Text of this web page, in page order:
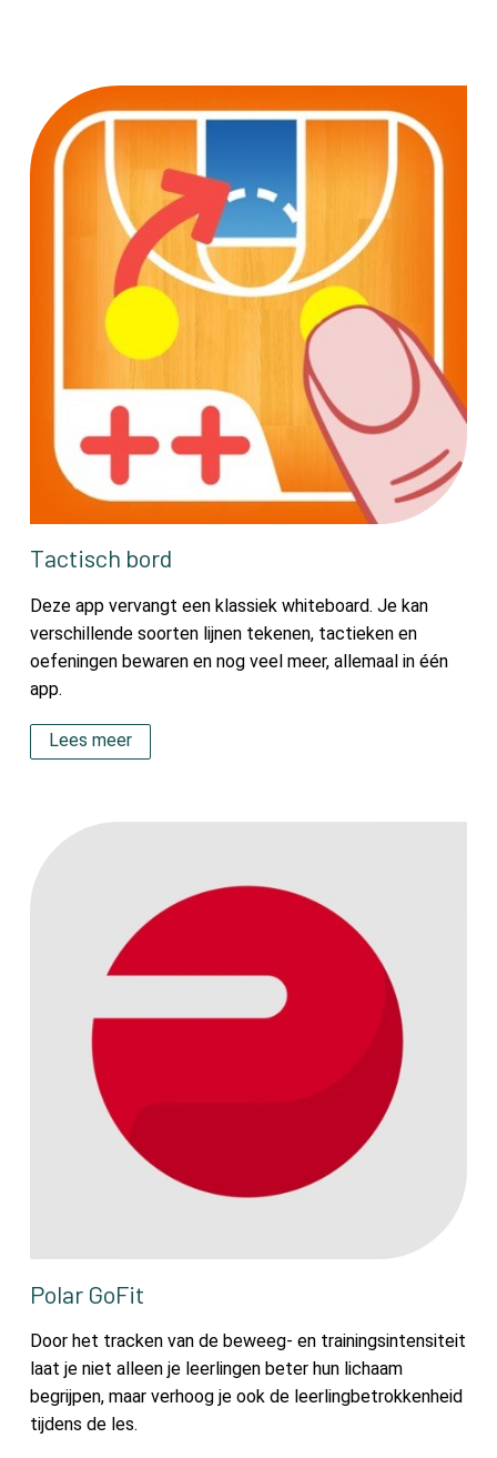
Tactisch bord
Deze app vervangt een klassiek whiteboard. Je kan
verschillende soorten lijnen tekenen, tactieken en
oefeningen bewaren en nog veel meer, allemaal in één
app.
Lees meer
Polar GoFit
Door het tracken van de beweeg- en trainingsintensiteit
laat je niet alleen je leerlingen beter hun lichaam
begrijpen, maar verhoog je ook de leerlingbetrokkenheid
tijdens de les.